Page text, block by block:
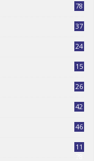
78
37
24
15
26
42
46
11